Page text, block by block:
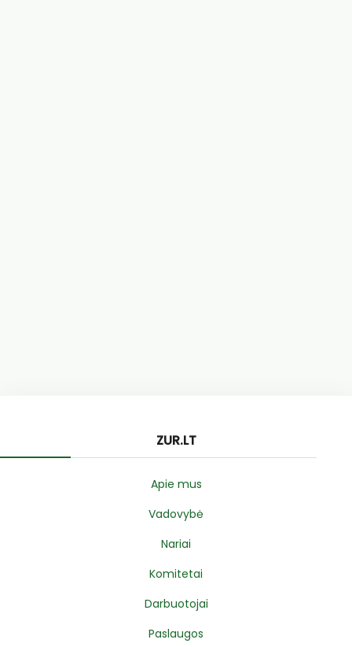
ZUR.LT
Apie mus
Vadovybė
Nariai
Komitetai
Darbuotojai
Paslaugos